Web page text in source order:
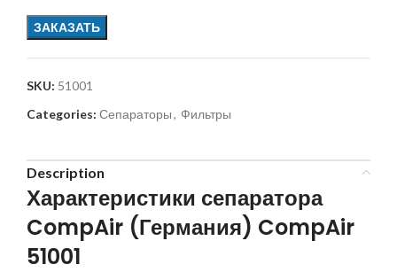
ЗАКАЗАТЬ
SKU: 51001
Categories: Сепараторы, Фильтры
Description
Характеристики сепаратора
CompAir (Германия) CompAir
51001